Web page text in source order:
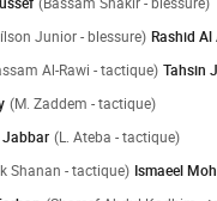
Rashid Al
Junior - blessure)
Tahsin
Al-Rawi - tactique)
(M. Zaddem - tactique)
(L. Ateba - tactique)
Ismaeel
Shanan - tactique)